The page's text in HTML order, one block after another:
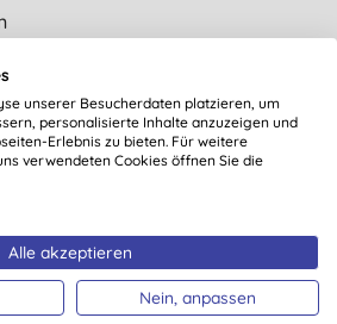
unserer Besucherdaten platzieren, um
personalisierte Inhalte anzuzeigen und
Erlebnis zu bieten. Für weitere
verwendeten Cookies öffnen Sie die
Alle akzeptieren
Nein, anpassen